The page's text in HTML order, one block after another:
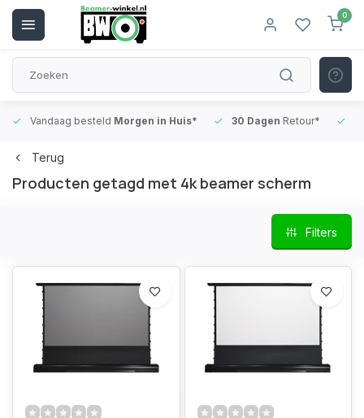
0
Vandaag besteld Morgen in Huis* 30 Dagen Retour*
Terug
Producten getagd met 4k beamer scherm
Filters